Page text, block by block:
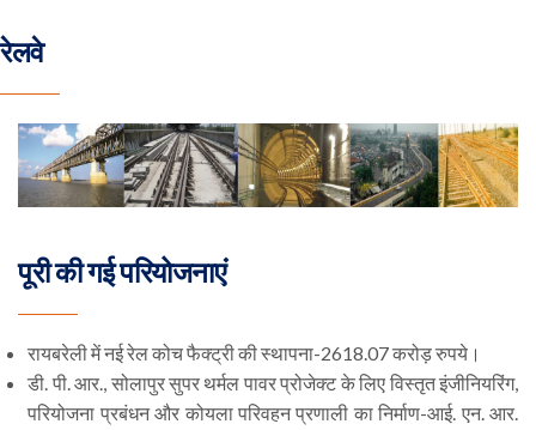
रेलवे
पूरी की गई परियोजनाएं
रायबरेली में नई रेल कोच फैक्ट्री की स्थापना-2618.07 करोड़ रुपये।
डी. पी. आर., सोलापुर सुपर थर्मल पावर प्रोजेक्ट के लिए विस्तृत इंजीनियरिंग,
परियोजना प्रबंधन और कोयला परिवहन प्रणाली का निर्माण-आई. एन. आर.